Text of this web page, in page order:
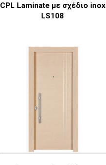
CPL Laminate με σχέδιο inox
LS108